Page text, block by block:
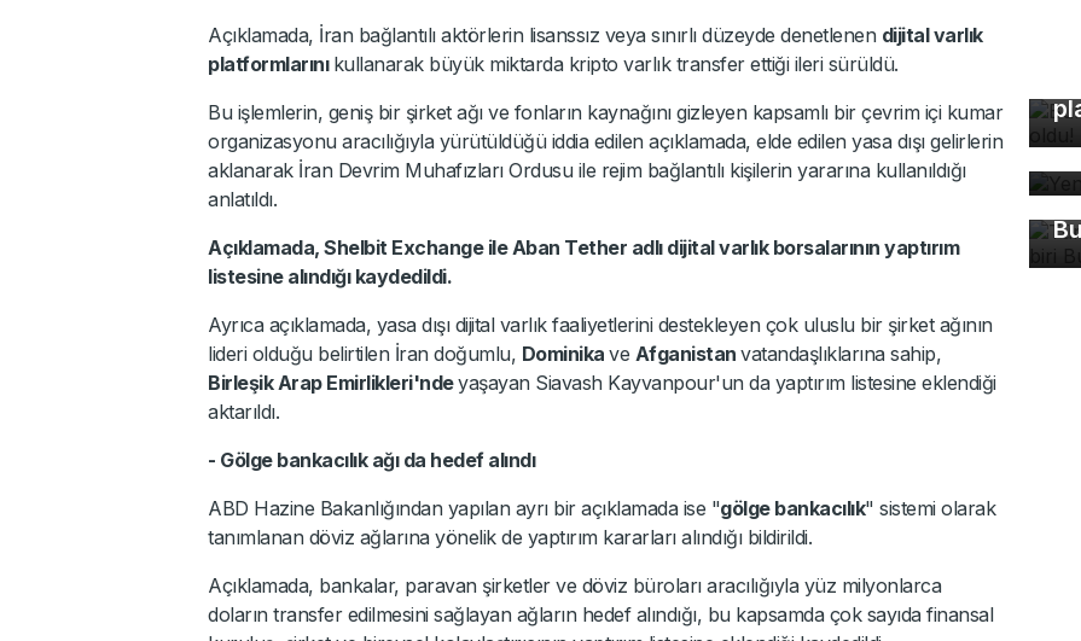
Açıklamada, İran bağlantılı aktörlerin lisanssız veya sınırlı düzeyde denetlenen dijital varlık
platformlarını kullanarak büyük miktarda kripto varlık transfer ettiği ileri sürüldü.
Bu işlemlerin, geniş bir şirket ağı ve fonların kaynağını gizleyen kapsamlı bir çevrim içi kumar
organizasyonu aracılığıyla yürütüldüğü iddia edilen açıklamada, elde edilen yasa dışı gelirlerin
aklanarak İran Devrim Muhafızları Ordusu ile rejim bağlantılı kişilerin yararına kullanıldığı
anlatıldı.
Açıklamada, Shelbit Exchange ile Aban Tether adlı dijital varlık borsalarının yaptırım
listesine alındığı kaydedildi.
Ayrıca açıklamada, yasa dışı dijital varlık faaliyetlerini destekleyen çok uluslu bir şirket ağının
lideri olduğu belirtilen İran doğumlu, Dominika ve Afganistan vatandaşlıklarına sahip,
Birleşik Arap Emirlikleri'ndeyaşayan Siavash Kayvanpour'un da yaptırım listesine eklendiği
aktarıldı.
- Gölge bankacılık ağı da hedef alındı
ABD Hazine Bakanlığından yapılan ayrı bir açıklamada ise "gölge bankacılık" sistemi olarak
tanımlanan döviz ağlarına yönelik de yaptırım kararları alındığı bildirildi.
Açıklamada, bankalar, paravan şirketler ve döviz büroları aracılığıyla yüz milyonlarca
doların transfer edilmesini sağlayan ağların hedef alındığı, bu kapsamda çok sayıda finansal